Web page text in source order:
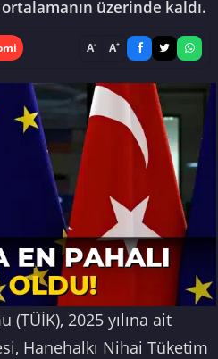
üzerinde kaldı.
A- A+
2025 yılına ait
Hanehalkı Nihai Tüketim